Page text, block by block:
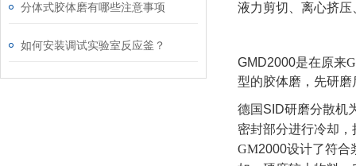
分体式胶体磨有哪些注意事项
如何安装调试实验室反应釜？
液力剪切、离心挤
GMD2000是在原来
型的胶体磨，先研
德国 SID研磨分散机
密封部分进行冷却
GM2000设计了符合